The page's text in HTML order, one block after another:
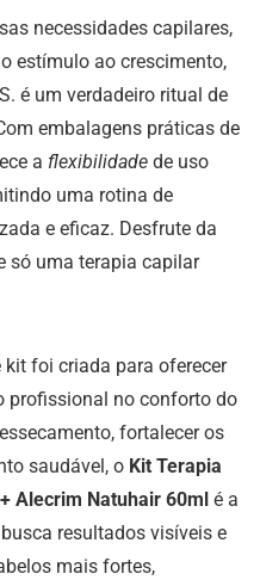
necessidades capilares,
estímulo ao crescimento,
é um verdadeiro ritual de
embalagens práticas de
a flexibilidade de uso
uma rotina de
e eficaz. Desfrute da
só uma terapia capilar
foi criada para oferecer
profissional no conforto do
fortalecer os
saudável, o Kit Terapia
Alecrim Natuhair 60ml é a
resultados visíveis e
mais fortes,